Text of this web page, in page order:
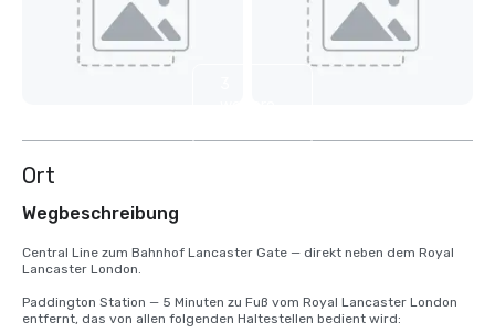
Ort
Wegbeschreibung
Central Line zum Bahnhof Lancaster Gate — direkt neben dem Royal
Lancaster London.
Paddington Station — 5 Minuten zu Fuß vom Royal Lancaster London
entfernt, das von allen folgenden Haltestellen bedient wird: